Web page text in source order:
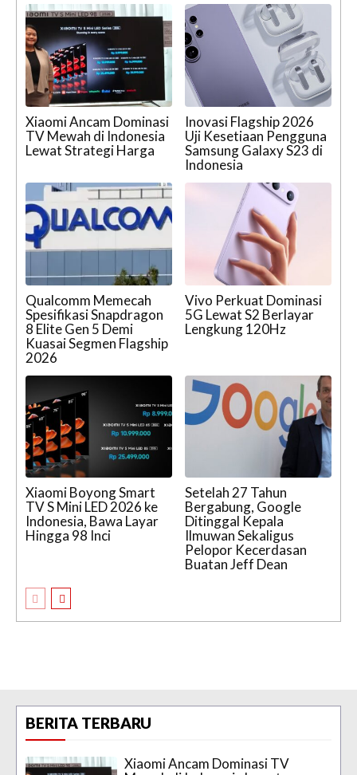
Xiaomi Ancam Dominasi
TV Mewah di Indonesia
Lewat Strategi Harga
Inovasi Flagship 2026
Uji Kesetiaan Pengguna
Samsung Galaxy S23 di
Indonesia
Qualcomm Memecah
Spesifikasi Snapdragon
8 Elite Gen 5 Demi
Kuasai Segmen Flagship
2026
Vivo Perkuat Dominasi
5G Lewat S2 Berlayar
Lengkung 120Hz
Xiaomi Boyong Smart
TV S Mini LED 2026 ke
Indonesia, Bawa Layar
Hingga 98 Inci
Setelah 27 Tahun
Bergabung, Google
Ditinggal Kepala
Ilmuwan Sekaligus
Pelopor Kecerdasan
Buatan Jeff Dean
BERITA TERBARU
Xiaomi Ancam Dominasi TV